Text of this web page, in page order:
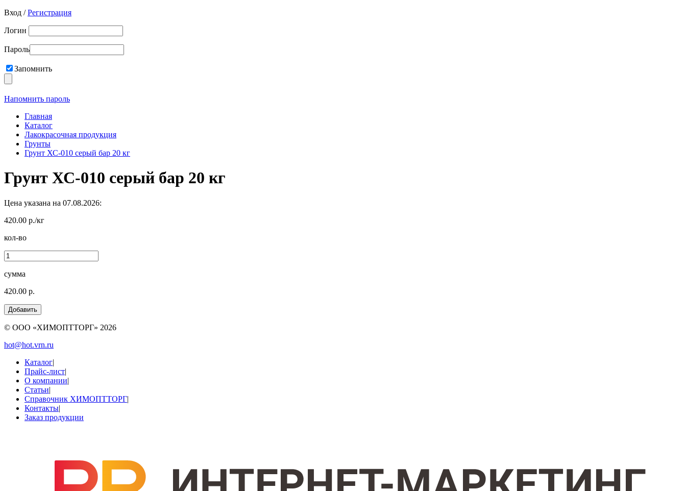
Вход /Регистрация
Логин
Пароль
Запомнить
Напомнить пароль
Главная
Каталог
Лакокрасочная продукция
Грунты
Грунт ХС-010 серый бар 20 кг
Грунт ХС-010 серый бар 20 кг
Цена указана на 07.08.2026:
420.00 р./кг
кол-во
сумма
420.00 р.
© ООО «ХИМОПТТОРГ» 2026
hot@hot.vrn.ru
Каталог|
Прайс-лист|
О компании|
Статьи|
Справочник ХИМОПТТОРГ|
Контакты|
Заказ продукции